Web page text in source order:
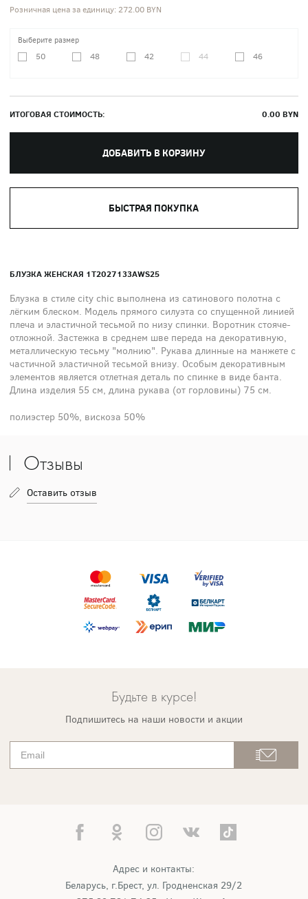
Розничная цена за единицу: 272.00 BYN
Выберите размер
50 48 42 44 46
ИТОГОВАЯ СТОИМОСТЬ: 0.00 BYN
ДОБАВИТЬ В КОРЗИНУ
БЫСТРАЯ ПОКУПКА
БЛУЗКА ЖЕНСКАЯ 1T2027133AWS25
Блузка в стиле city chic выполнена из сатинового полотна с
лёгким блеском. Модель прямого силуэта со спущенной линией
плеча и эластичной тесьмой по низу спинки. Воротник стояче-
отложной. Застежка в среднем шве переда на декоративную,
металлическую тесьму "молнию". Рукава длинные на манжете с
частичной эластичной тесьмой внизу. Особым декоративным
элементов является отлетная деталь по спинке в виде банта.
Длина изделия 55 см, длина рукава (от горловины) 75 см.
полиэстер 50%, вискоза 50%
Отзывы
Оставить отзыв
Будьте в курсе!
Подпишитесь на наши новости и акции
Адрес и контакты:
Беларусь, г.Брест, ул. Гродненская 29/2